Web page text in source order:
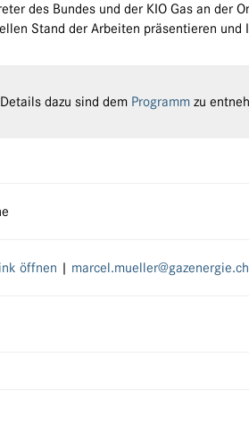
des Bundes und der KIO Gas an der
Stand der Arbeiten präsentieren und
Details dazu sind dem Programmzu
öffnen | marcel.mueller@gazenergie.ch